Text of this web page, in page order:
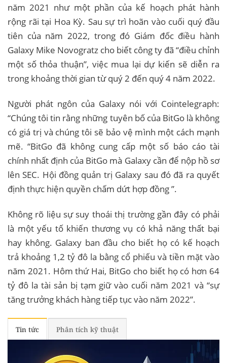
năm 2021 như một phần của kế hoạch phát hành
rộng rãi tại Hoa Kỳ. Sau sự trì hoãn vào cuối quý đầu
tiên của năm 2022, trong đó Giám đốc điều hành
Galaxy Mike Novogratz cho biết công ty đã “điều chỉnh
một số thỏa thuận”, việc mua lại dự kiến ​​sẽ diễn ra
trong khoảng thời gian từ quý 2 đến quý 4 năm 2022.
Người phát ngôn của Galaxy nói với Cointelegraph:
“Chúng tôi tin rằng những tuyên bố của BitGo là không
có giá trị và chúng tôi sẽ bảo vệ mình một cách mạnh
mẽ. “BitGo đã không cung cấp một số báo cáo tài
chính nhất định của BitGo mà Galaxy cần để nộp hồ sơ
lên ​​SEC. Hội đồng quản trị Galaxy sau đó đã ra quyết
định thực hiện quyền chấm dứt hợp đồng ”.
Không rõ liệu sự suy thoái thị trường gần đây có phải
là một yếu tố khiến thương vụ có khả năng thất bại
hay không. Galaxy ban đầu cho biết họ có kế hoạch
trả khoảng 1,2 tỷ đô la bằng cổ phiếu và tiền mặt vào
năm 2021. Hôm thứ Hai, BitGo cho biết họ có hơn 64
tỷ đô la tài sản bị tạm giữ vào cuối năm 2021 và “sự
tăng trưởng khách hàng tiếp tục vào năm 2022”.
Tin tức Phân tích kỹ thuật